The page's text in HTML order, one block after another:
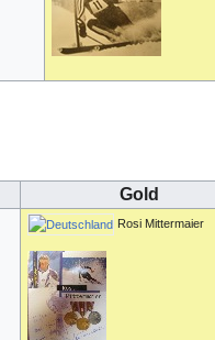
Gold
Rosi Mittermaier